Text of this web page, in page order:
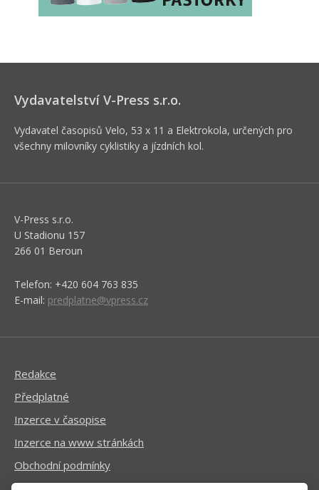
Vydavatelství V-Press s.r.o.
Vydavatel časopisů Velo, 53 x 11 a Elektrokola, určených pro
všechny milovníky cyklistiky a jízdních kol.
V-Press s.r.o.
U Stadionu 157
266 01 Beroun
Telefon: +420 604 763 835
E-mail: predplatne@vpress.cz
Redakce
Předplatné
Inzerce v časopise
Inzerce na www stránkách
Obchodní podmínky